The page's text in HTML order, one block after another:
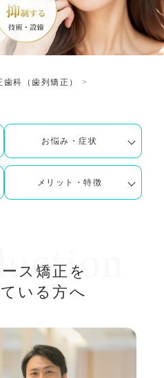
歯科（歯列矯正）
お悩み・症状
メリット・特徴
ス矯正を
いる方へ